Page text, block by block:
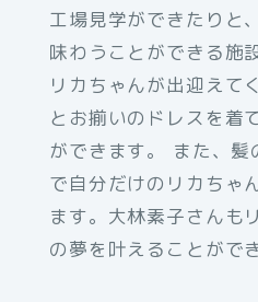
工場見学ができたりと
味わうことができる施
リカちゃんが出迎えて
とお揃いのドレスを着
ができます。 また、
で自分だけのリカちゃ
ます。大林素子さんも
の夢を叶えることがで